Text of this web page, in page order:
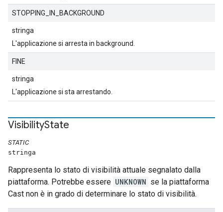
STOPPING_IN_BACKGROUND
stringa
L'applicazione si arresta in background.
FINE
stringa
L'applicazione si sta arrestando.
VisibilityState
STATIC
stringa
Rappresenta lo stato di visibilità attuale segnalato dalla
piattaforma. Potrebbe essere UNKNOWN se la piattaforma
Cast non è in grado di determinare lo stato di visibilità.